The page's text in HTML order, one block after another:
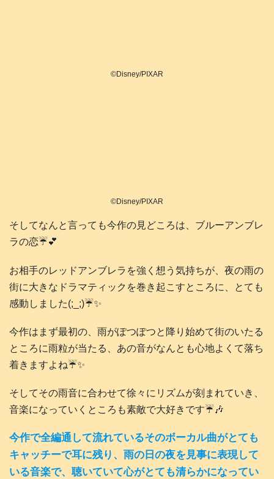
©Disney/PIXAR
©Disney/PIXAR
そしてなんと言っても今作の見どころは、ブルーアンブレ
ラの恋☔️💕
お相手のレッドアンブレラを強く想う気持ちが、夜の雨の
街に大きなドラマティックを巻き起こすところに、とても
感動しました(;_;)☔️✨️
今作はまず最初の、雨がぽつぽつと降り始めて街のいたる
ところに雨粒が当たる、あの音がなんとも心地よくて落ち
着きますよね☔✨️
そしてその雨音に合わせて徐々にリズムが刻まれていき、
音楽になっていくところも素敵で大好きです☔🎶
今作で全編通して流れているそのボーカル曲がとても
キャッチーで耳に残り、雨の日の夜を見事に表現して
いる音楽で、聴いていて心がとても清らかになってい